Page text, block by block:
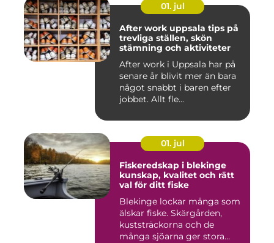
01. jul
After work uppsala tips på
trevliga ställen, skön
stämning och aktiviteter
After work i Uppsala har på
senare år blivit mer än bara
något snabbt i baren efter
jobbet. Allt fle...
01. jul
Fiskeredskap i blekinge
kunskap, kvalitet och rätt
val för ditt fiske
Blekinge lockar många som
älskar fiske. Skärgården,
kuststräckorna och de
många sjöarna ger stora